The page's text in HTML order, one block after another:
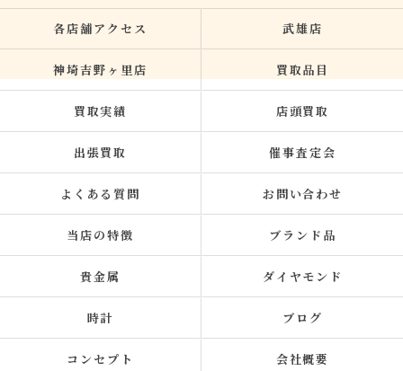
各店舗アクセス 武雄店
神埼吉野ヶ里店 買取品目
買取実績 店頭買取
出張買取 催事査定会
よくある質問 お問い合わせ
当店の特徴 ブランド品
貴金属 ダイヤモンド
時計 ブログ
コンセプト 会社概要